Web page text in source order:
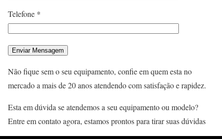
Telefone *
Não fique sem o seu equipamento, confie em quem esta no
mercado a mais de 20 anos atendendo com satisfação e rapidez.
Esta em dúvida se atendemos a seu equipamento ou modelo?
Entre em contato agora, estamos prontos para tirar suas dúvidas